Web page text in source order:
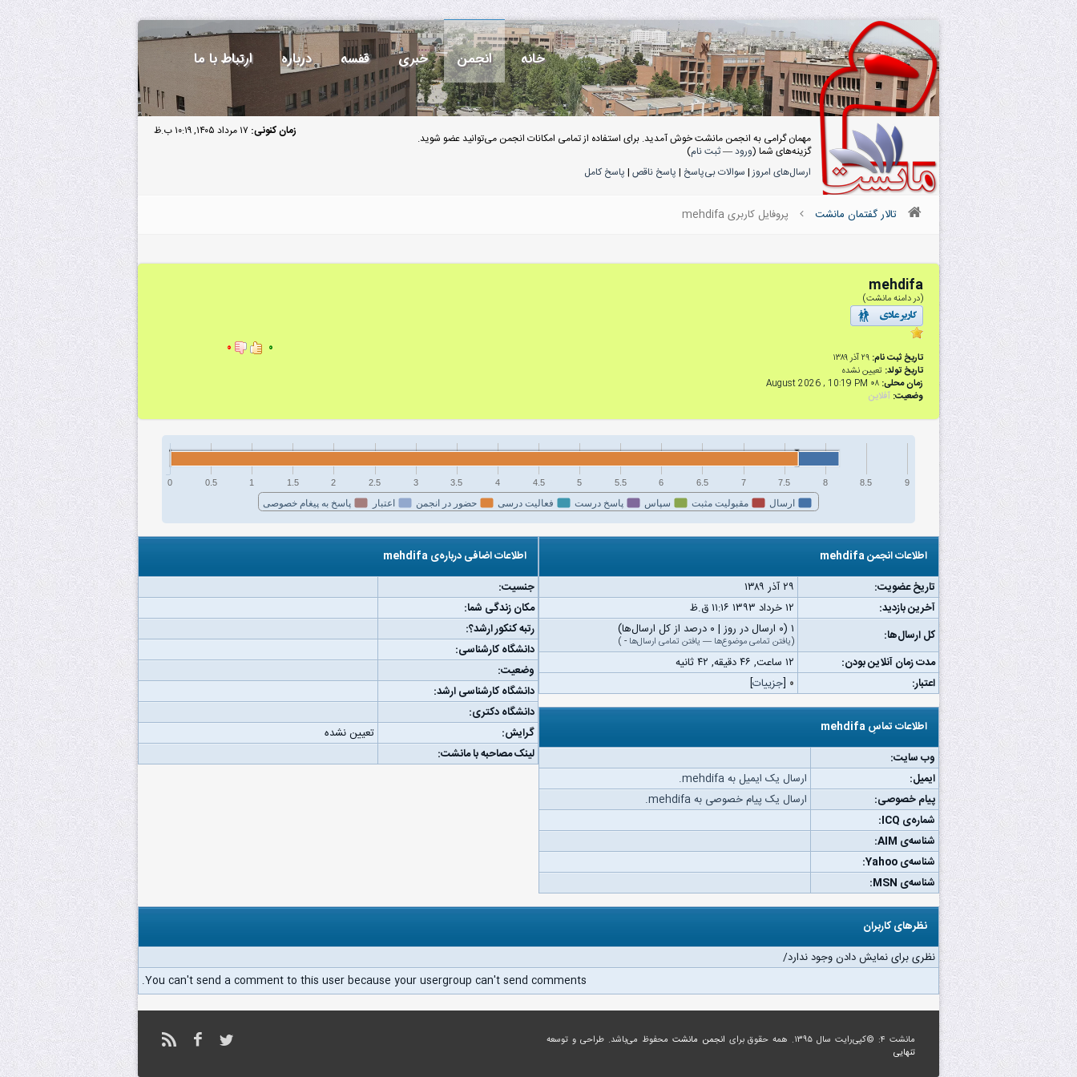
خانه انجمن خبری قفسه درباره ارتباط با ما
زمان کنونی: ۱۷ مرداد ۱۴۰۵, ۱۰:۱۹ ب.ظ
مهمان گرامی به انجمن مانشت خوش آمدید. برای استفاده از تمامی امکانات انجمن می‌توانید عضو شوید.
گزینه‌های شما (ورود—ثبت نام)
ارسال‌های امروز| سوالات بی‌پاسخ | پاسخ ناقص | پاسخ کامل
تالار گفتمان مانشت پروفایل کاربری mehdifa
mehdifa
(در دامنه مانشت)
تاریخ ثبت نام: ۲۹ آذر ۱۳۸۹
تاریخ تولد: تعیین نشده
زمان محلی: ۰۸ August 2026 , 10:19 PM
وضعیت: آفلاین
۰ ۰
ارسال مقبولیت مثبت سپاس پاسخ درست فعالیت درسی حضور در انجمن اعتبار پاسخ به پیغام خصوصی
0 0.5 1 1.5 2 2.5 3 3.5 4 4.5 5 5.5 6 6.5 7 7.5 8 8.5 9
اطلاعات انجمن mehdifa
تاریخ عضویت:
۲۹ آذر ۱۳۸۹
آخرین بازدید:
۱۲ خرداد ۱۳۹۳ ۱۱:۱۶ ق.ظ
کل ارسال‌ها:
۱ (۰ ارسال در روز | ۰ درصد از کل ارسال‌ها)
(یافتن تمامی موضوع‌ها — یافتن تمامی ارسال‌ها -
)
مدت زمان آنلاین بودن:
۱۲ ساعت, ۴۶ دقیقه, ۴۲ ثانیه
اعتبار:
۰ [جزییات]
اطلاعات تماسِ mehdifa
وب‌ سایت:
ایمیل:
ارسال یک ایمیل به mehdifa.
پیام خصوصی:
ارسال یک پیام خصوصی به mehdifa.
شماره‌ی ICQ:
شناسه‌ی AIM:
شناسه‌ی Yahoo:
شناسه‌ی MSN:
اطلاعات اضافی درباره‌ی mehdifa
جنسیت:
مکان زندگی شما:
رتبه کنکور ارشد؟:
دانشگاه کارشناسی:
وضعیت:
دانشگاه کارشناسی ارشد:
دانشگاه دکتری:
گرایش:
تعیین نشده
لینک مصاحبه با مانشت:
نظرهای کاربران
نظری برای نمایش دادن وجود ندارد/
You can't send a comment to this user because your usergroup can't send comments.
مانشت ۴: ©کپی‌رایت سال ۱۳۹۵. همه حقوق برای انجمن مانشت محفوظ می‌باشد. طراحی و توسعه
تنهایی